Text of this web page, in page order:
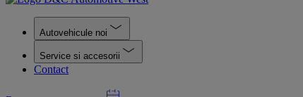
Autovehicule noi
Service si accesorii
Contact